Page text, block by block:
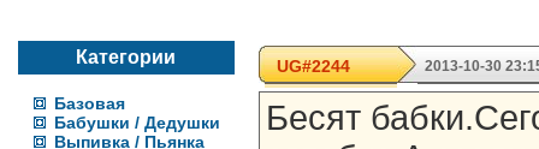
Категории
Базовая
Бабушки / Дедушки
Выпивка / Пьянка
UG#2244 2013-10-30
Бесят